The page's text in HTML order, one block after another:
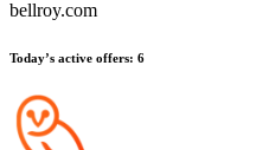
bellroy.com
Today’s active offers: 6